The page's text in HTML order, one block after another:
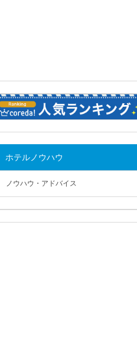
ホテルノウハウ
ノウハウ・アドバイス